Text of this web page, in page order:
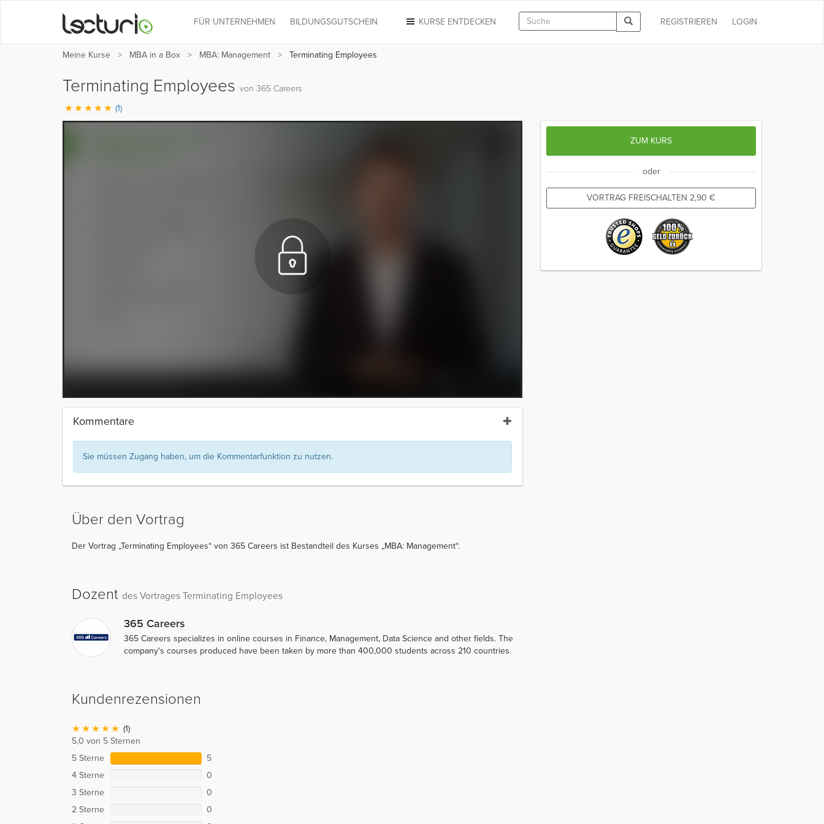
LOGIN
REGISTRIEREN
KURSE ENTDECKEN
FÜR UNTERNEHMEN BILDUNGSGUTSCHEIN
Meine Kurse MBA in a Box MBA: Management Terminating Employees
Terminating Employees von 365 Careers
(1)
Kommentare
Sie müssen Zugang haben, um die Kommentarfunktion zu nutzen.
Über den Vortrag
Der Vortrag „Terminating Employees“ von 365 Careers ist Bestandteil des Kurses „MBA: Management“.
Dozent des Vortrages Terminating Employees
365 Careers
365 Careers specializes in online courses in Finance, Management, Data Science and other fields. The
company's courses produced have been taken by more than 400,000 students across 210 countries.
Kundenrezensionen
(1)
5,0 von 5 Sternen
5 Sterne
5
4 Sterne
0
3 Sterne
0
2 Sterne
0
ZUM KURS
oder
VORTRAG FREISCHALTEN 2,90 €